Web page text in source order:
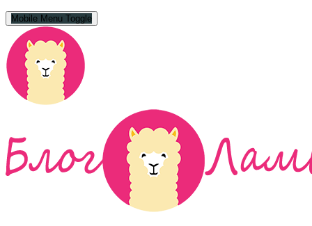
Mobile Menu Toggle